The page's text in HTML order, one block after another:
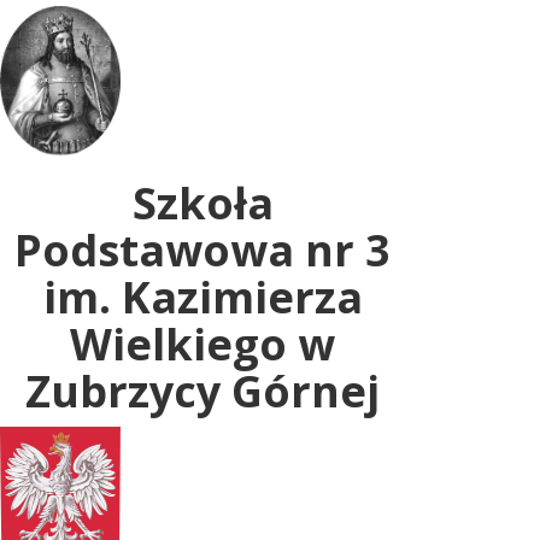
Uwaga:
ta
witryna
zawiera
system
dostępności.
Szkoła
Podstawowa nr 3
im. Kazimierza
Wielkiego w
Zubrzycy Górnej